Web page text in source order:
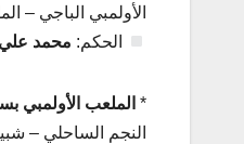
الأولمبي الباجي –
الحكم: محمد
* الملعب الأولمبي
النجم الساحلي –